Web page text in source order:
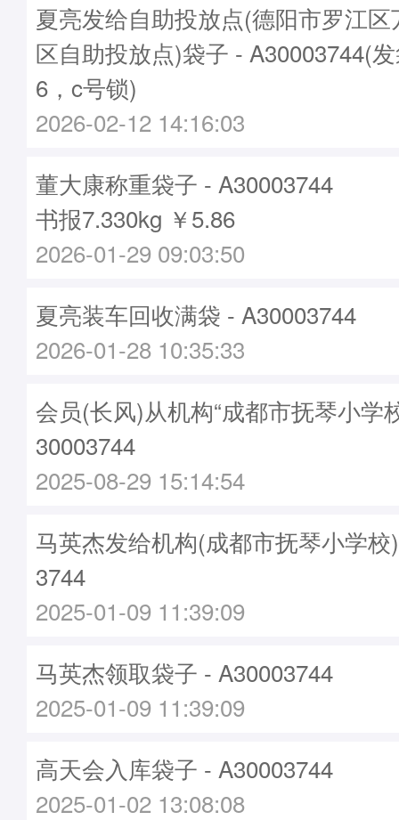
夏亮发给自助投放点(德阳市罗江
区自助投放点)袋子 - A30003744(
6，c号锁)
2026-02-12 14:16:03
董大康称重袋子 - A30003744
书报7.330kg ￥5.86
2026-01-29 09:03:50
夏亮装车回收满袋 - A30003744
2026-01-28 10:35:33
会员(长风)从机构“成都市抚琴小学
30003744
2025-08-29 15:14:54
马英杰发给机构(成都市抚琴小学
3744
2025-01-09 11:39:09
马英杰领取袋子 - A30003744
2025-01-09 11:39:09
高天会入库袋子 - A30003744
2025-01-02 13:08:08